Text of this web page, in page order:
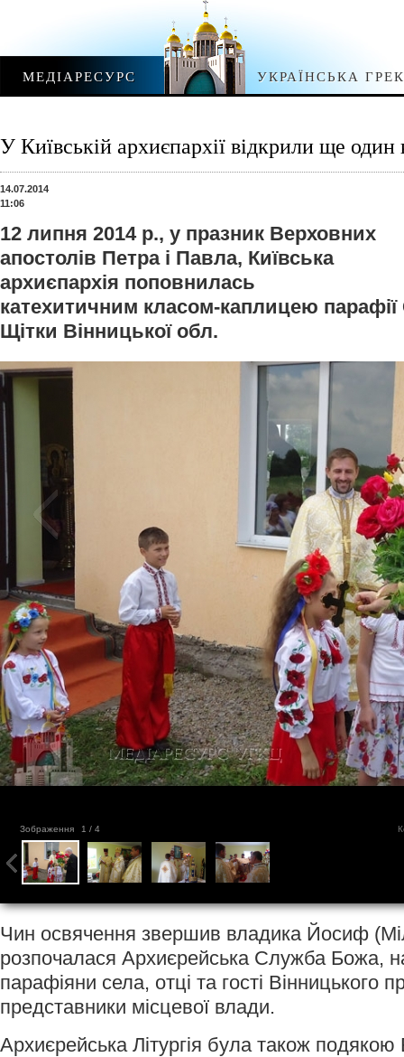
МЕДІАРЕСУРС УКРАЇНСЬКА
У Київській архиєпархії відкрили ще
14.07.2014
11:06
12 липня 2014 р., у празник Верховних
апостолів Петра і Павла, Київська
архиєпархія поповнилась
катехитичним класом-каплицею
Щітки Вінницької обл.
Зображення 1 / 4
Чин освячення звершив владика Йосиф
розпочалася Архиєрейська Служба Божа,
парафіяни села, отці та гості Вінницького
представники місцевої влади.
Архиєрейська Літургія була також подякою